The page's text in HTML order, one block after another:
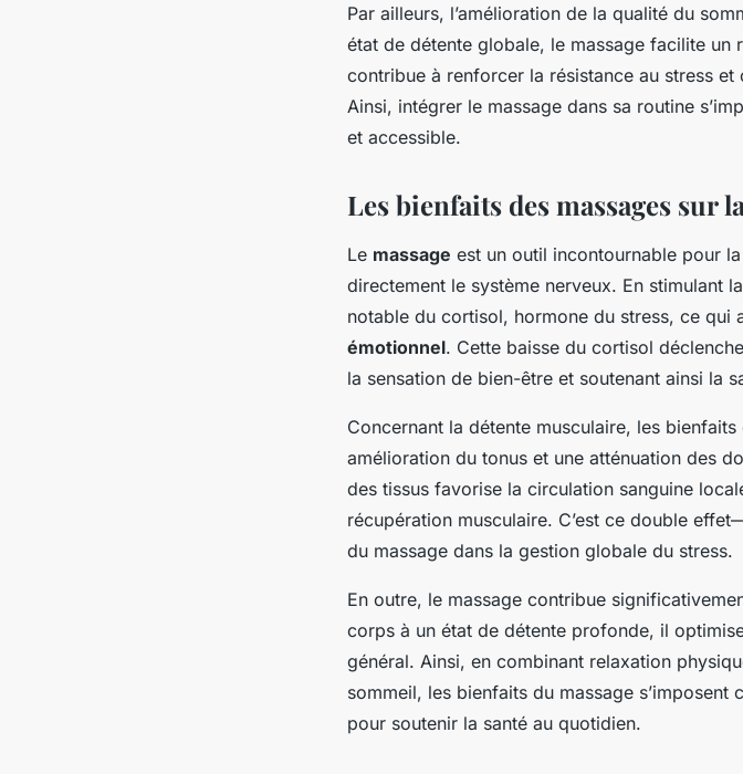
Par ailleurs, l’amélioration de la qualité du
état de détente globale, le massage facilite
contribue à renforcer la résistance au stress
Ainsi, intégrer le massage dans sa routine
et accessible.
Les bienfaits des massages sur
Le massage est un outil incontournable pour
directement le système nerveux. En stimulant
notable du cortisol, hormone du stress, ce qui
émotionnel. Cette baisse du cortisol
la sensation de bien-être et soutenant ainsi la
Concernant la détente musculaire, les
amélioration du tonus et une atténuation des
des tissus favorise la circulation sanguine
récupération musculaire. C’est ce double
du massage dans la gestion globale du stress.
En outre, le massage contribue
corps à un état de détente profonde, il
général. Ainsi, en combinant relaxation
sommeil, les bienfaits du massage
pour soutenir la santé au quotidien.